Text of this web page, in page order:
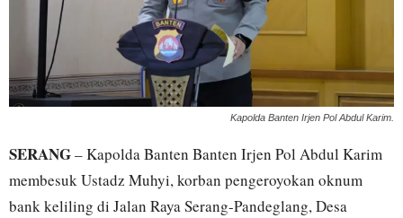
Kapolda Banten Irjen Pol Abdul Karim.
SERANG– Kapolda Banten Banten Irjen Pol Abdul Karim
membesuk Ustadz Muhyi, korban pengeroyokan oknum
bank keliling di Jalan Raya Serang-Pandeglang, Desa